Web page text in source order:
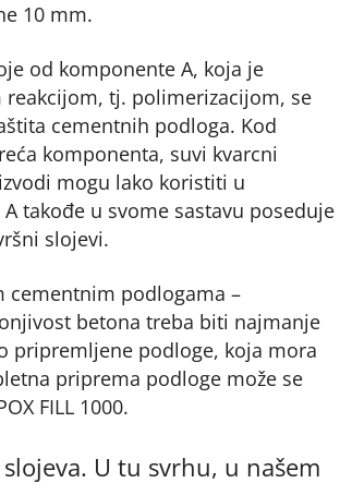
10 mm.
od komponente A, koja je
tj. polimerizacijom, se
cementnih podloga. Kod
komponenta, suvi kvarcni
mogu lako koristiti u
takođe u svome sastavu poseduje
slojevi.
cementnim podlogama –
betona treba biti najmanje
pripremljene podloge, koja mora
priprema podloge može se
FILL 1000.
U tu svrhu, u našem